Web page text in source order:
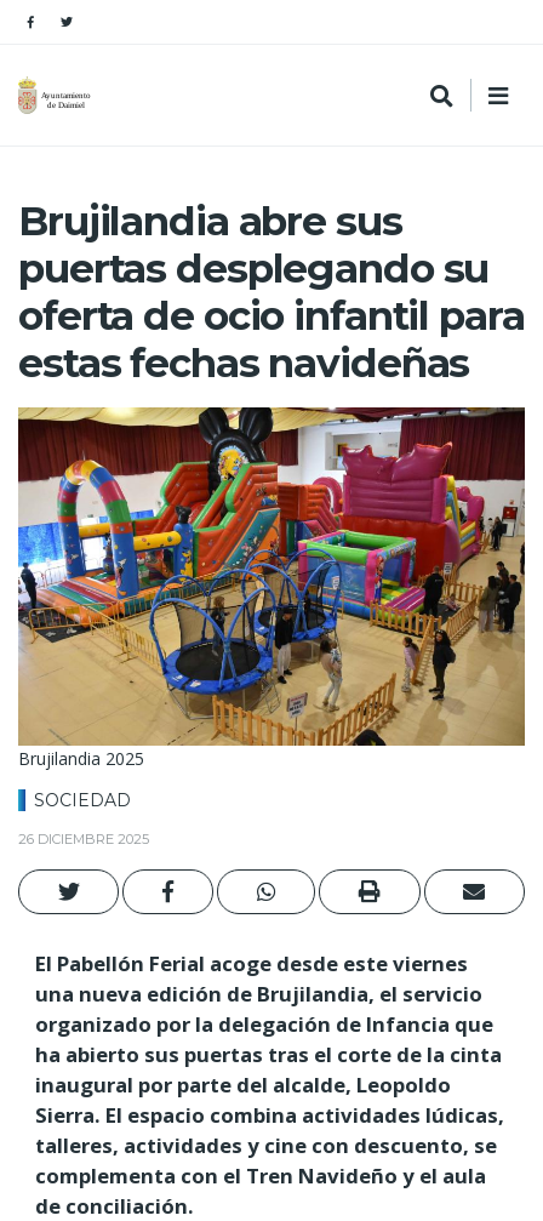
Brujilandia abre sus
puertas desplegando su
oferta de ocio infantil para
estas fechas navideñas
Brujilandia 2025
SOCIEDAD
26 DICIEMBRE 2025
El Pabellón Ferial acoge desde este viernes
una nueva edición de Brujilandia, el servicio
organizado por la delegación de Infancia que
ha abierto sus puertas tras el corte de la cinta
inaugural por parte del alcalde, Leopoldo
Sierra. El espacio combina actividades lúdicas,
talleres, actividades y cine con descuento, se
complementa con el Tren Navideño y el aula
de conciliación.